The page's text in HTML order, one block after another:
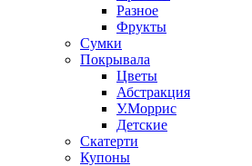
Разное
Фрукты
Сумки
Покрывала
Цветы
Абстракция
У.Моррис
Детские
Скатерти
Купоны